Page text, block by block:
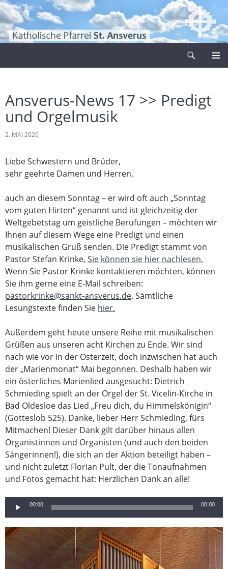
Zum
Inhalt
springen
Ansverus-News 17 >> Predigt
und Orgelmusik
2. MAI 2020
Liebe Schwestern und Brüder,
sehr geehrte Damen und Herren,
auch an diesem Sonntag – er wird oft auch „Sonntag
vom guten Hirten“ genannt und ist gleichzeitig der
Weltgebetstag um geistliche Berufungen – möchten wir
Ihnen auf diesem Wege eine Predigt und einen
musikalischen Gruß senden. Die Predigt stammt von
Pastor Stefan Krinke, Sie können sie hier nachlesen.
Wenn Sie Pastor Krinke kontaktieren möchten, können
Sie ihm gerne eine E-Mail schreiben:
pastorkrinke@sankt-ansverus.de. Sämtliche
Lesungstexte finden Sie hier.
Außerdem geht heute unsere Reihe mit musikalischen
Grüßen aus unseren acht Kirchen zu Ende. Wir sind
nach wie vor in der Osterzeit, doch inzwischen hat auch
der „Marienmonat“ Mai begonnen. Deshalb haben wir
ein österliches Marienlied ausgesucht: Dietrich
Schmieding spielt an der Orgel der St. Vicelin-Kirche in
Bad Oldesloe das Lied „Freu dich, du Himmelskönigin“
(Gotteslob 525). Danke, lieber Herr Schmieding, fürs
Mitmachen! Dieser Dank gilt darüber hinaus allen
Organistinnen und Organisten (und auch den beiden
Sängerinnen!), die sich an der Aktion beteiligt haben –
und nicht zuletzt Florian Pult, der die Tonaufnahmen
und Fotos gemacht hat: Herzlichen Dank an alle!
Audio-
Player
00:00 00:00